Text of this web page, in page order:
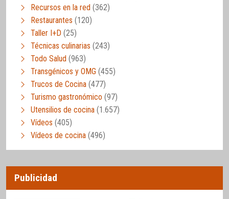
Recursos en la red (362)
Restaurantes (120)
Taller I+D (25)
Técnicas culinarias (243)
Todo Salud (963)
Transgénicos y OMG (455)
Trucos de Cocina (477)
Turismo gastronómico (97)
Utensilios de cocina (1.657)
Vídeos (405)
Vídeos de cocina (496)
Publicidad